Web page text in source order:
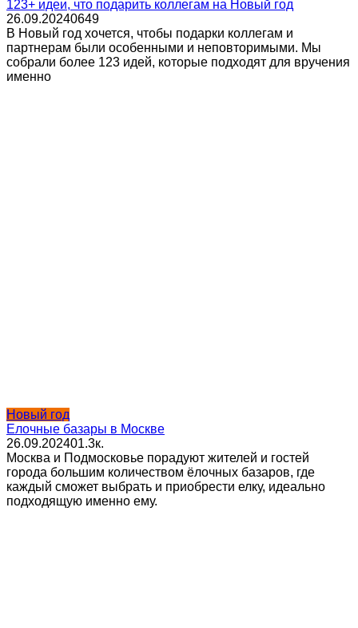
123+ идеи, что подарить коллегам на Новый год
26.09.20240649
В Новый год хочется, чтобы подарки коллегам и
партнерам были особенными и неповторимыми. Мы
собрали более 123 идей, которые подходят для вручения
именно
Новый год
Елочные базары в Москве
26.09.202401.3к.
Москва и Подмосковье порадуют жителей и гостей
города большим количеством ёлочных базаров, где
каждый сможет выбрать и приобрести елку, идеально
подходящую именно ему.